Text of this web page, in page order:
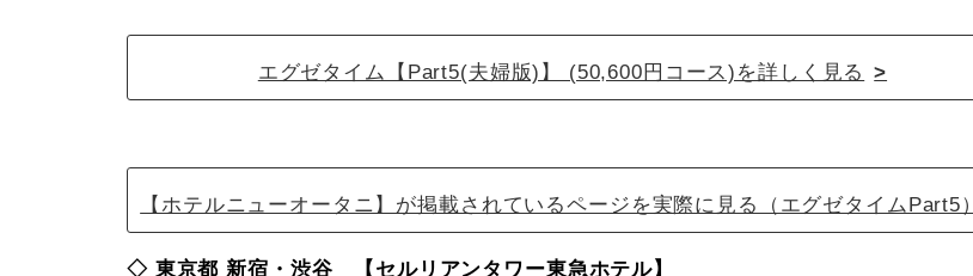
エグゼタイム【Part5(夫婦版)】 (50,600円コース)を詳しく見る
【ホテルニューオータニ】が掲載されているページを実際に見る（エグゼタイムPart5）
◇ 東京都 新宿・渋谷 【セルリアンタワー東急ホテル】